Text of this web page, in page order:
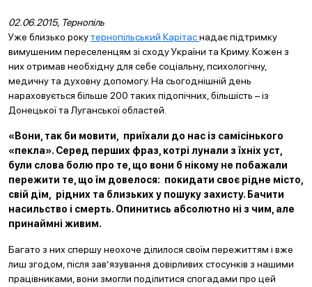
02.06.2015, Тернопіль
Уже близько рокутернопільський Карітаснадає підтримку
вимушеним переселенцям зі сходу України та Криму. Кожен з
них отримав необхідну для себе соціальну, психологічну,
медичну та духовну допомогу. На сьогоднішній день
нараховується більше 200 таких підопічних, більшість – із
Донецької та Луганської областей.
«Вони, так би мовити, приїхали до нас із самісінького
«пекла». Серед перших фраз, котрі лунали з їхніх уст,
були слова болю про те, що вони б нікому не побажали
пережити те, що їм довелося: покидати своє рідне місто,
свій дім, рідних та близьких у пошуку захисту. Бачити
насильство і смерть. Опинитись абсолютно ні з чим, але
принаймні живим.
Багато з них спершу неохоче ділилося своїм пережиттям і вже
лиш згодом, після зав’язування довірливих стосунків з нашими
працівниками, вони змогли поділитися спогадами про цей